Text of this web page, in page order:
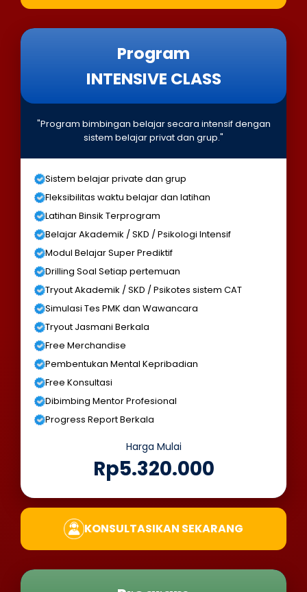
Program
INTENSIVE CLASS
"Program bimbingan belajar secara intensif dengan
sistem belajar privat dan grup."
Sistem belajar private dan grup
Fleksibilitas waktu belajar dan latihan
Latihan Binsik Terprogram
Belajar Akademik / SKD / Psikologi Intensif
Modul Belajar Super Prediktif
Drilling Soal Setiap pertemuan
Tryout Akademik / SKD / Psikotes sistem CAT
Simulasi Tes PMK dan Wawancara
Tryout Jasmani Berkala
Free Merchandise
Pembentukan Mental Kepribadian
Free Konsultasi
Dibimbing Mentor Profesional
Progress Report Berkala
Harga Mulai
Rp5.320.000
KONSULTASIKAN SEKARANG